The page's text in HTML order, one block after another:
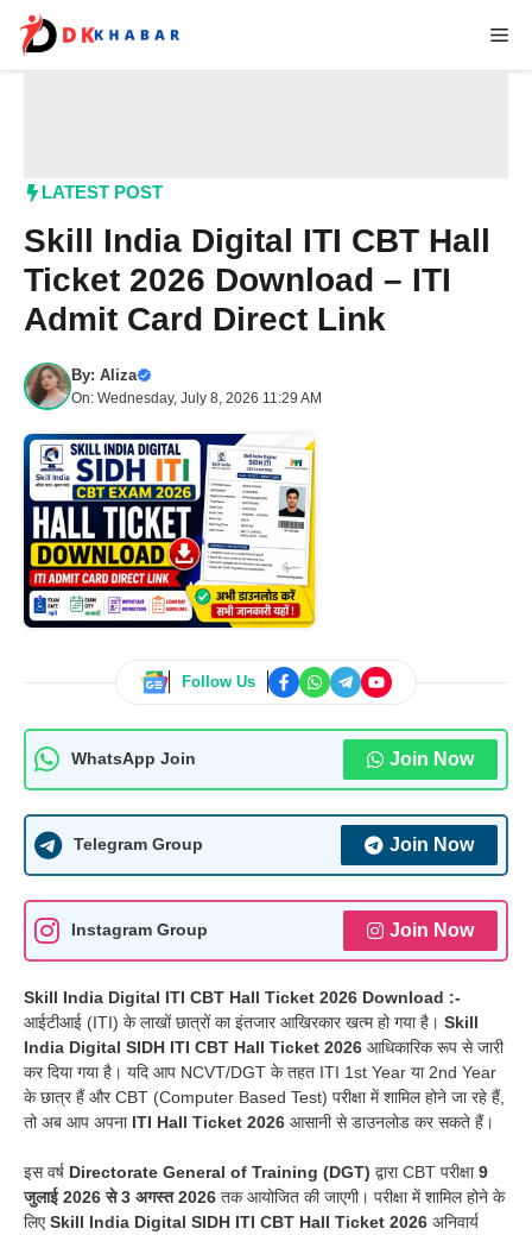
content
LATEST POST
Skill India Digital ITI CBT Hall
Ticket 2026 Download – ITI
Admit Card Direct Link
By: Aliza
On: Wednesday, July 8, 2026 11:29 AM
Follow Us
WhatsApp Join Join Now
Telegram Group Join Now
Instagram Group Join Now
Skill India Digital ITI CBT Hall Ticket 2026 Download :-
आईटीआई (ITI) के लाखों छात्रों का इंतजार आखिरकार खत्म हो गया है। Skill
India Digital SIDH ITI CBT Hall Ticket 2026 आधिकारिक रूप से जारी
कर दिया गया है। यदि आप NCVT/DGT के तहत ITI 1st Year या 2nd Year
के छात्र हैं और CBT (Computer Based Test) परीक्षा में शामिल होने जा रहे हैं,
तो अब आप अपना ITI Hall Ticket 2026 आसानी से डाउनलोड कर सकते हैं।
इस वर्ष Directorate General of Training (DGT) द्वारा CBT परीक्षा9
जुलाई 2026 से 3 अगस्त 2026 तक आयोजित की जाएगी। परीक्षा में शामिल होने के
लिएSkill India Digital SIDH ITI CBT Hall Ticket 2026 अनिवार्य